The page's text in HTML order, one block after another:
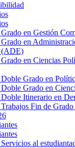
en Gestión
en
(ADE)
en Ciencias
Grado en
Grado en
Itinerario en
Fin de
al